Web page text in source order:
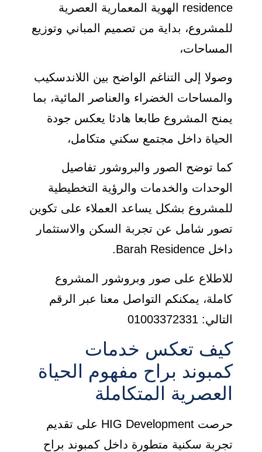
residence الهوية المعمارية العصرية
للمشروع، بداية من تصميم المباني وتوزيع
المساحات،
وصولا إلى التناغم الواضح بين اللاندسكيب
والمساحات الخضراء والعناصر المائية، بما
يمنح المشروع طابعا هادئا يعكس جودة
الحياة داخل مجتمع سكني متكامل،
كما توضح الصور والبروشور تفاصيل
الوحدات والخدمات والرؤية التخطيطية
للمشروع بشكل يساعد العملاء على تكوين
تصور شامل عن تجربة السكن والاستثمار
داخل Barah Residence.
للاطلاع على صور وبروشور المشروع
كاملة، يمكنكم التواصل معنا عبر الرقم
التالي: 01003372331
كيف تعكس خدمات
كمبوند براح مفهوم الحياة
العصرية المتكاملة
حرصت HIG Development على تقديم
تجربة سكنية متطورة داخل كمبوند براح